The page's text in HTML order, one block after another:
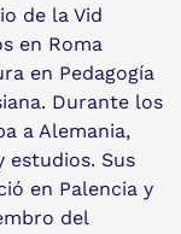
de la Vid
en Roma
en Pedagogía
Durante los
a Alemania,
estudios. Sus
en Palencia y
del